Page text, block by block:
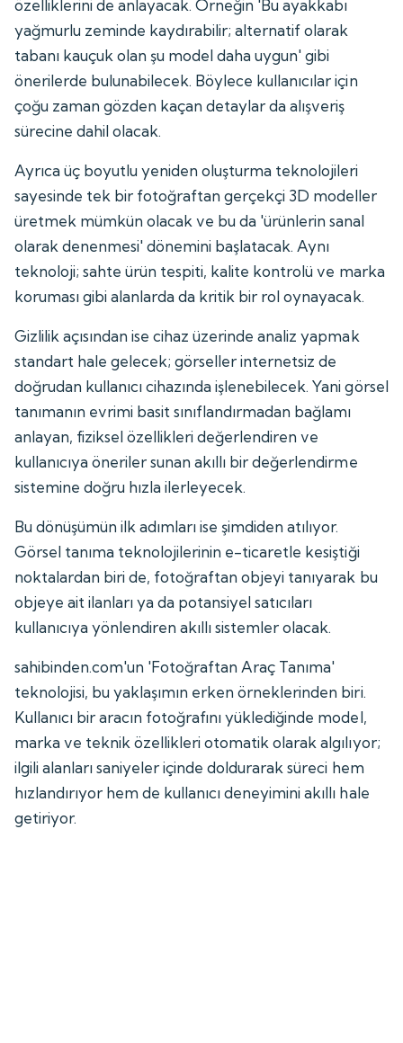
özelliklerini de anlayacak. Örneğin 'Bu ayakkabı
yağmurlu zeminde kaydırabilir; alternatif olarak
tabanı kauçuk olan şu model daha uygun' gibi
önerilerde bulunabilecek. Böylece kullanıcılar için
çoğu zaman gözden kaçan detaylar da alışveriş
sürecine dahil olacak.
Ayrıca üç boyutlu yeniden oluşturma teknolojileri
sayesinde tek bir fotoğraftan gerçekçi 3D modeller
üretmek mümkün olacak ve bu da 'ürünlerin sanal
olarak denenmesi' dönemini başlatacak. Aynı
teknoloji; sahte ürün tespiti, kalite kontrolü ve marka
koruması gibi alanlarda da kritik bir rol oynayacak.
Gizlilik açısından ise cihaz üzerinde analiz yapmak
standart hale gelecek; görseller internetsiz de
doğrudan kullanıcı cihazında işlenebilecek. Yani görsel
tanımanın evrimi basit sınıflandırmadan bağlamı
anlayan, fiziksel özellikleri değerlendiren ve
kullanıcıya öneriler sunan akıllı bir değerlendirme
sistemine doğru hızla ilerleyecek.
Bu dönüşümün ilk adımları ise şimdiden atılıyor.
Görsel tanıma teknolojilerinin e-ticaretle kesiştiği
noktalardan biri de, fotoğraftan objeyi tanıyarak bu
objeye ait ilanları ya da potansiyel satıcıları
kullanıcıya yönlendiren akıllı sistemler olacak.
sahibinden.com'un 'Fotoğraftan Araç Tanıma'
teknolojisi, bu yaklaşımın erken örneklerinden biri.
Kullanıcı bir aracın fotoğrafını yüklediğinde model,
marka ve teknik özellikleri otomatik olarak algılıyor;
ilgili alanları saniyeler içinde doldurarak süreci hem
hızlandırıyor hem de kullanıcı deneyimini akıllı hale
getiriyor.